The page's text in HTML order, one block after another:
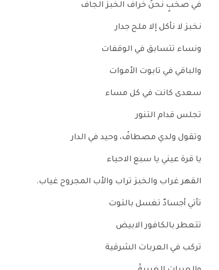
في صخبٍ نحنُ خراف الخبز الجاف
نخبز لا نأكل إلا ملح جدار
ونساء تتسابق في الوقفات
والباقي في تابوت الأموات
سعدى كانت في كل مساء
تجلس قدام التنور
وتقول ولدي مصطافْ، وحيد في الدار
يا قرة عيني يا سبع الاحياء
القهر غراب والخبز تراب والأب المجروح غياب.
تأتي أجسادٌ تغسل بالتوت
تتعطر بالكافور الابيض
تركب في العربات الشرقية